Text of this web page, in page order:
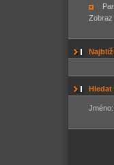
Zobraz
Hledat
Jméno: